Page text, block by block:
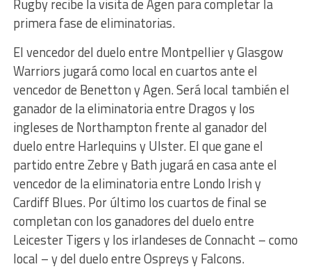
Rugby recibe la visita de Agen para completar la
primera fase de eliminatorias.
El vencedor del duelo entre Montpellier y Glasgow
Warriors jugará como local en cuartos ante el
vencedor de Benetton y Agen. Será local también el
ganador de la eliminatoria entre Dragos y los
ingleses de Northampton frente al ganador del
duelo entre Harlequins y Ulster. El que gane el
partido entre Zebre y Bath jugará en casa ante el
vencedor de la eliminatoria entre Londo Irish y
Cardiff Blues. Por último los cuartos de final se
completan con los ganadores del duelo entre
Leicester Tigers y los irlandeses de Connacht – como
local – y del duelo entre Ospreys y Falcons.